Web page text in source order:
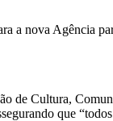
a nova Agência
de Cultura,
que